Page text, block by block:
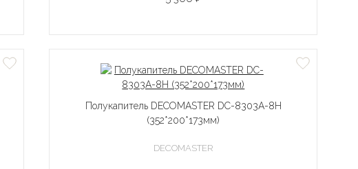
Полукапитель DECOMASTER DC-8303A-8H
(352*200*173мм)
DECOMASTER